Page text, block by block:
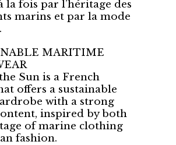
la fois par l’héritage des
marins et par la mode
MARITIME
Sun is a French
offers a sustainable
with a strong
inspired by both
of marine clothing
fashion.